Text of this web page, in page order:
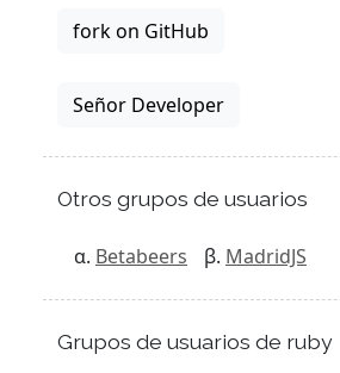
fork on GitHub
Señor Developer
Otros grupos de usuarios
Betabeers MadridJS
Grupos de usuarios de ruby